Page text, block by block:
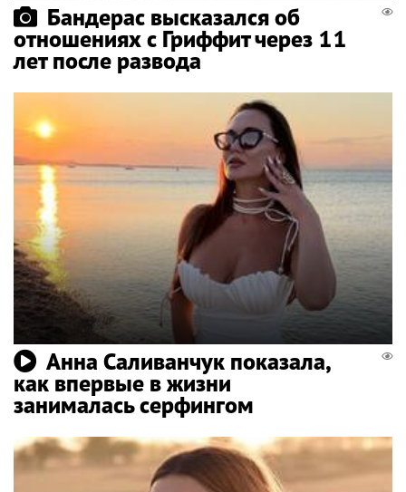
Бандерас высказался об
отношениях с Гриффит через 11
лет после развода
Анна Саливанчук показала,
как впервые в жизни
занималась серфингом